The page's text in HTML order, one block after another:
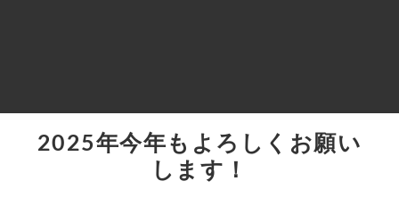
2025年今年もよろしくお願い
します！